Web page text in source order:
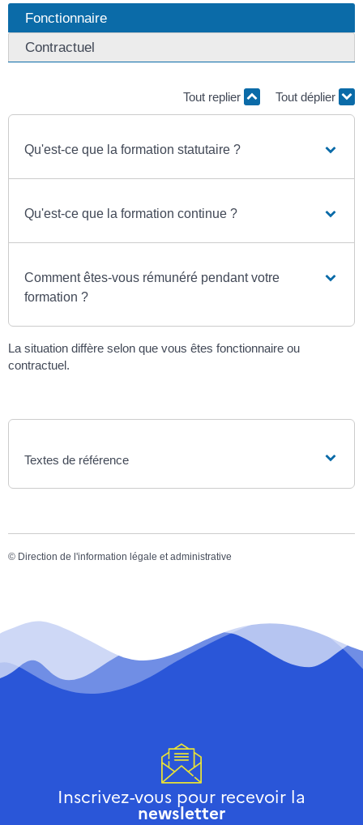
Fonctionnaire
Contractuel
Tout replier Tout déplier
Qu'est-ce que la formation statutaire ?
Qu'est-ce que la formation continue ?
Comment êtes-vous rémunéré pendant votre
formation ?
La situation diffère selon que vous êtes fonctionnaire ou
contractuel.
Textes de référence
© Direction de l'information légale et administrative
Inscrivez-vous pour recevoir la
newsletter